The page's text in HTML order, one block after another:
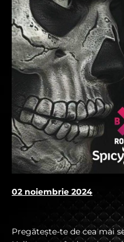
02 noiembrie 2024
Pregătește-te de cea mai